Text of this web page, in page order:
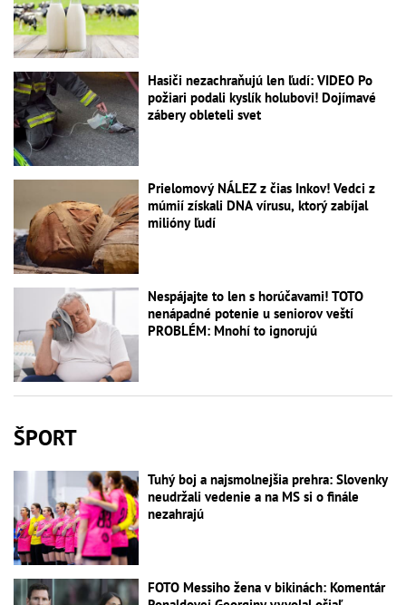
Hasiči nezachraňujú len ľudí: VIDEO Po
požiari podali kyslík holubovi! Dojímavé
zábery obleteli svet
Prielomový NÁLEZ z čias Inkov! Vedci z
múmií získali DNA vírusu, ktorý zabíjal
milióny ľudí
Nespájajte to len s horúčavami! TOTO
nenápadné potenie u seniorov veští
PROBLÉM: Mnohí to ignorujú
ŠPORT
Tuhý boj a najsmolnejšia prehra: Slovenky
neudržali vedenie a na MS si o finále
nezahrajú
FOTO Messiho žena v bikinách: Komentár